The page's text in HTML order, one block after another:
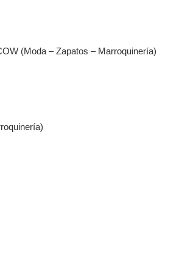
(Moda – Zapatos – Marroquinería)